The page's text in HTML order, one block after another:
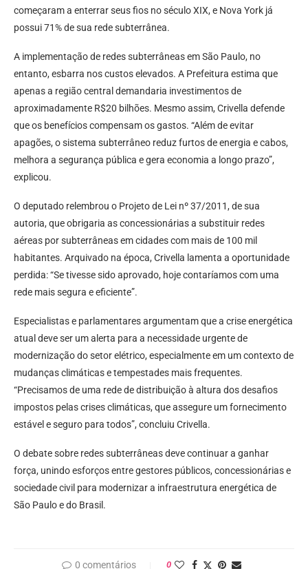
começaram a enterrar seus fios no século XIX, e Nova York já
possui 71% de sua rede subterrânea.
A implementação de redes subterrâneas em São Paulo, no
entanto, esbarra nos custos elevados. A Prefeitura estima que
apenas a região central demandaria investimentos de
aproximadamente R$20 bilhões. Mesmo assim, Crivella defende
que os benefícios compensam os gastos. “Além de evitar
apagões, o sistema subterrâneo reduz furtos de energia e cabos,
melhora a segurança pública e gera economia a longo prazo”,
explicou.
O deputado relembrou o Projeto de Lei nº 37/2011, de sua
autoria, que obrigaria as concessionárias a substituir redes
aéreas por subterrâneas em cidades com mais de 100 mil
habitantes. Arquivado na época, Crivella lamenta a oportunidade
perdida: “Se tivesse sido aprovado, hoje contaríamos com uma
rede mais segura e eficiente”.
Especialistas e parlamentares argumentam que a crise energética
atual deve ser um alerta para a necessidade urgente de
modernização do setor elétrico, especialmente em um contexto de
mudanças climáticas e tempestades mais frequentes.
“Precisamos de uma rede de distribuição à altura dos desafios
impostos pelas crises climáticas, que assegure um fornecimento
estável e seguro para todos”, concluiu Crivella.
O debate sobre redes subterrâneas deve continuar a ganhar
força, unindo esforços entre gestores públicos, concessionárias e
sociedade civil para modernizar a infraestrutura energética de
São Paulo e do Brasil.
0 comentários 0